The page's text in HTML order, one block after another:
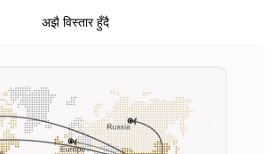
अझै विस्तार हुँदै